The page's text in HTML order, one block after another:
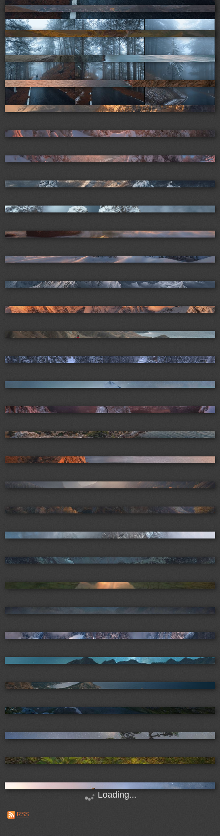
Loading...
RSS